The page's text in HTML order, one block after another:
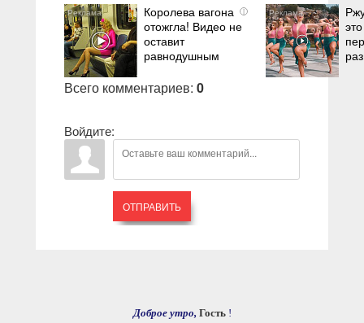
i
Королева вагона
отожгла! Видео не
оставит
равнодушным
раз
Всего комментариев: 0
Войдите:
ОТПРАВИТЬ
Доброе утро, Гость !